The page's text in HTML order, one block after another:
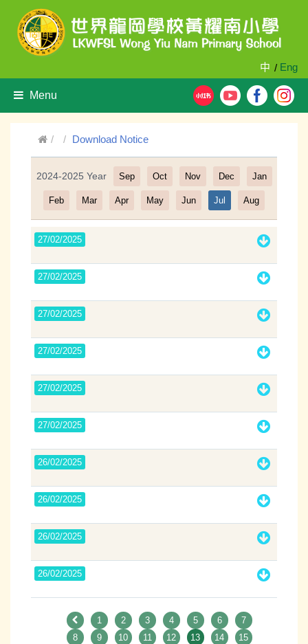
中 / Eng
Menu
Download Notice
Filter
2024-2025 Year Sep Oct Nov Dec Jan
Feb Mar Apr May Jun Jul Aug
27/02/2025
27/02/2025
27/02/2025
27/02/2025
27/02/2025
27/02/2025
26/02/2025
26/02/2025
26/02/2025
26/02/2025
1 2 3 4 5 6
7
8
9 10 11 12 13 14
15